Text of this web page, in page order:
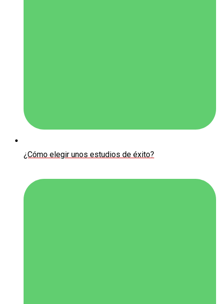
¿Cómo elegir unos estudios de éxito?